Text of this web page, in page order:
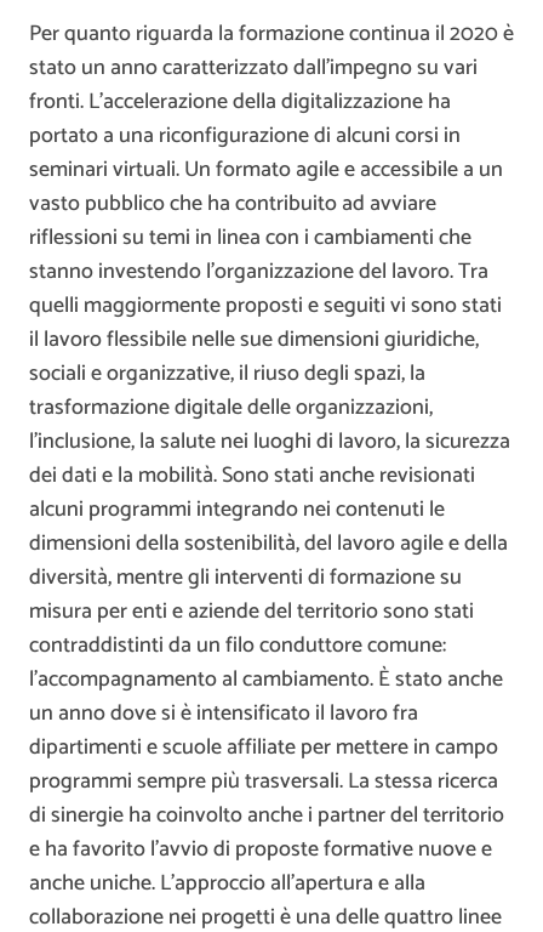
Per quanto riguarda la formazione continua il 2020 è
stato un anno caratterizzato dall’impegno su vari
fronti. L’accelerazione della digitalizzazione ha
portato a una riconfigurazione di alcuni corsi in
seminari virtuali. Un formato agile e accessibile a un
vasto pubblico che ha contribuito ad avviare
riflessioni su temi in linea con i cambiamenti che
stanno investendo l’organizzazione del lavoro. Tra
quelli maggiormente proposti e seguiti vi sono stati
il lavoro flessibile nelle sue dimensioni giuridiche,
sociali e organizzative, il riuso degli spazi, la
trasformazione digitale delle organizzazioni,
l’inclusione, la salute nei luoghi di lavoro, la sicurezza
dei dati e la mobilità. Sono stati anche revisionati
alcuni programmi integrando nei contenuti le
dimensioni della sostenibilità, del lavoro agile e della
diversità, mentre gli interventi di formazione su
misura per enti e aziende del territorio sono stati
contraddistinti da un filo conduttore comune:
l’accompagnamento al cambiamento. È stato anche
un anno dove si è intensificato il lavoro fra
dipartimenti e scuole affiliate per mettere in campo
programmi sempre più trasversali. La stessa ricerca
di sinergie ha coinvolto anche i partner del territorio
e ha favorito l’avvio di proposte formative nuove e
anche uniche. L’approccio all’apertura e alla
collaborazione nei progetti è una delle quattro linee